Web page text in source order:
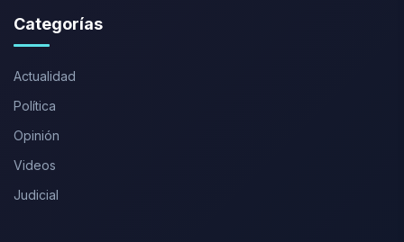
Categorías
Actualidad
Política
Opinión
Videos
Judicial